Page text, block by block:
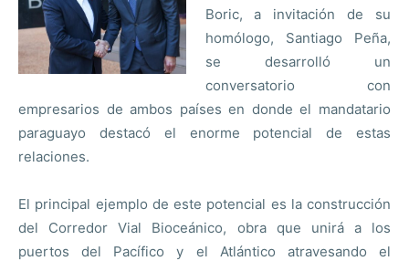
Boric, a invitación de su
homólogo, Santiago Peña,
se desarrolló un
conversatorio con
empresarios de ambos países en donde el mandatario
paraguayo destacó el enorme potencial de estas
relaciones.
El principal ejemplo de este potencial es la construcción
del Corredor Vial Bioceánico, obra que unirá a los
puertos del Pacífico y el Atlántico atravesando el